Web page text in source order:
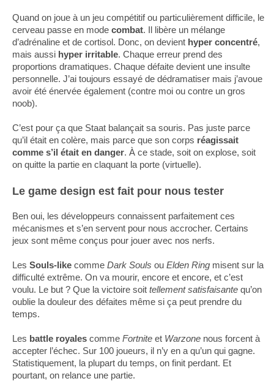
Quand on joue à un jeu compétitif ou particulièrement difficile, le
cerveau passe en mode combat. Il libère un mélange
d’adrénaline et de cortisol. Donc, on devient hyper concentré,
mais aussi hyper irritable. Chaque erreur prend des
proportions dramatiques. Chaque défaite devient une insulte
personnelle. J’ai toujours essayé de dédramatiser mais j’avoue
avoir été énervée également (contre moi ou contre un gros
noob).
C’est pour ça que Staat balançait sa souris. Pas juste parce
qu’il était en colère, mais parce que son corps réagissait
comme s’il était en danger. À ce stade, soit on explose, soit
on quitte la partie en claquant la porte (virtuelle).
Le game design est fait pour nous tester
Ben oui, les développeurs connaissent parfaitement ces
mécanismes et s’en servent pour nous accrocher. Certains
jeux sont même conçus pour jouer avec nos nerfs.
Les Souls-like comme Dark Souls ou Elden Ring misent sur la
difficulté extrême. On va mourir, encore et encore, et c’est
voulu. Le but ? Que la victoire soit tellement satisfaisante qu’on
oublie la douleur des défaites même si ça peut prendre du
temps.
Les battle royales comme Fortnite et Warzone nous forcent à
accepter l’échec. Sur 100 joueurs, il n’y en a qu’un qui gagne.
Statistiquement, la plupart du temps, on finit perdant. Et
pourtant, on relance une partie.